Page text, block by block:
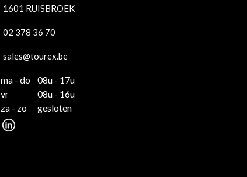
1601 RUISBROEK
02 378 36 70
sales@tourex.be
ma - do
08u - 17u
vr
08u - 16u
za - zo
gesloten